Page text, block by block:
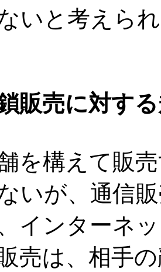
いと考えら
販売に対す
を構えて販
いが、通信
インターネ
売は、相手